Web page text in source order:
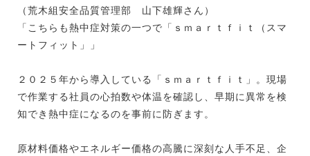
（荒木組安全品質管理部 山下雄輝さん）
「こちらも熱中症対策の一つで「ｓｍａｒｔｆｉｔ（スマ
ートフィット」」
２０２５年から導入している「ｓｍａｒｔｆｉｔ」。現場
で作業する社員の心拍数や体温を確認し、早期に異常を検
知でき熱中症になるのを事前に防ぎます。
原材料価格やエネルギー価格の高騰に深刻な人手不足、企